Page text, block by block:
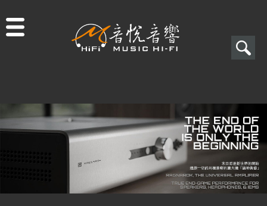
搜
表
單
搜
尋
商品一覽
二手專區
視聽專欄